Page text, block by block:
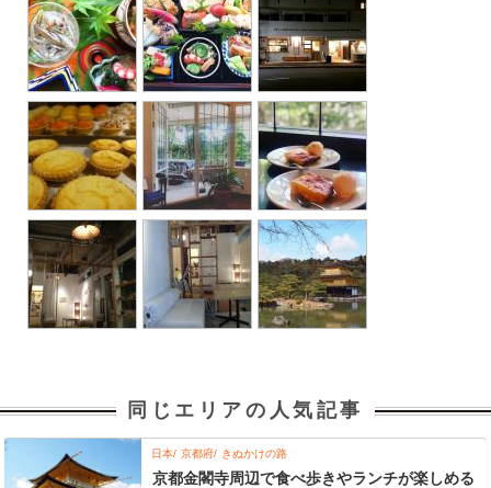
同じエリアの人気記事
日本 京都府 きぬかけの路
京都金閣寺周辺で食べ歩きやランチが楽しめる